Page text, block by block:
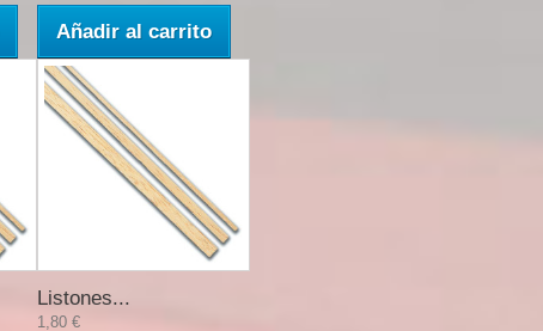
Añadir al carrito
Listones...
1,80 €